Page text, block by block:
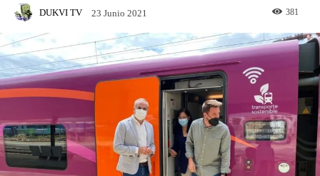
DUKVI TV 23 Junio 2021 381